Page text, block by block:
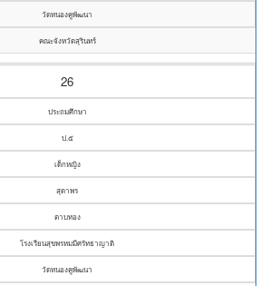
วัดหนองคูพัฒนา
คณะจังหวัดสุรินทร์
26
ประถมศึกษา
ป.๕
เด็กหญิง
สุดาพร
ตาบทอง
โรงเรียนสุขพรหมมีศรัทธาญาติ
วัดหนองคูพัฒนา